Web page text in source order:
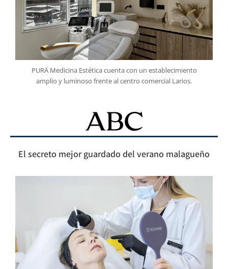
PURÄ Medicina Estética cuenta con un establecimiento
amplio y luminoso frente al centro comercial Larios.
El secreto mejor guardado del verano malagueño